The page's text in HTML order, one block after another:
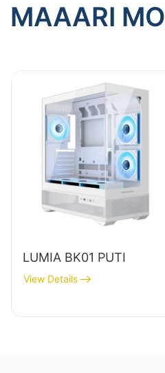
MAAARI
LUMIA BK01 PUTI
View Details